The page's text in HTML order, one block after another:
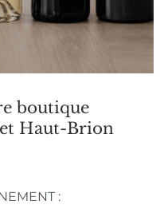
boutique
Haut-Brion
: